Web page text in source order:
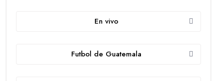
En vivo
Futbol de Guatemala